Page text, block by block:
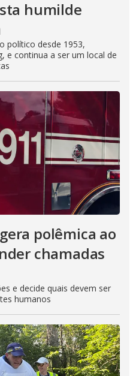
humilde
político desde 1953,
e continua a ser um local de
polêmica ao
chamadas
e decide quais devem ser
humanos